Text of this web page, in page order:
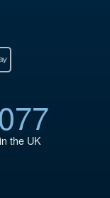
the UK